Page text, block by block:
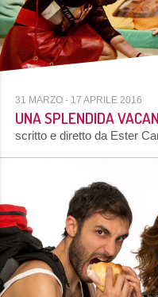
31 MARZO - 17 APRILE 2016
UNA SPLENDIDA
scritto e diretto da Ester